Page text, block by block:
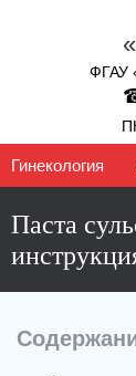
ФГАУ
Гинекология
Паста